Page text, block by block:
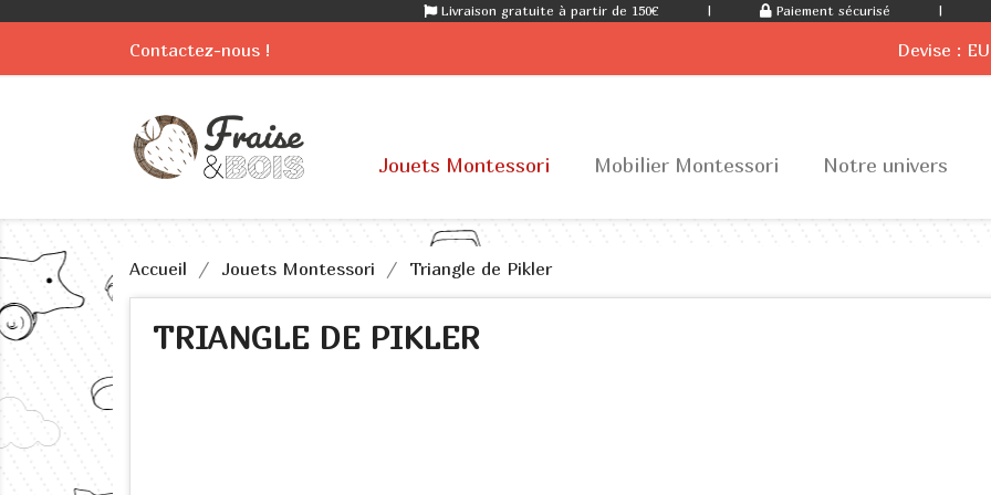
Livraison gratuite à partir de 150€ | Paiement sécurisé |
Contactez-nous ! Devise :
Jouets Montessori Mobilier Montessori Notre univers
Accueil Jouets Montessori Triangle de Pikler
TRIANGLE DE PIKLER